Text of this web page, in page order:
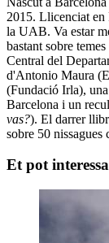
2015. Llicenciat
la UAB. Va estar
bastant sobre
Central del
d'Antonio Maura
(Fundació Irla),
Barcelona i un
vas?). El darrer
sobre 50 nissagues
Et pot